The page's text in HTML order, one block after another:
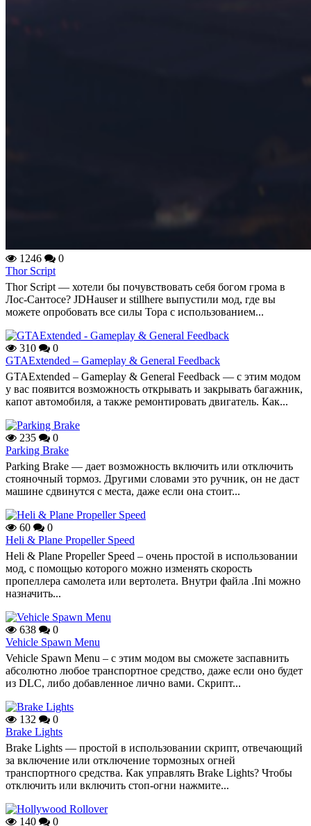
1246
0
Thor Script
Thor Script — хотели бы почувствовать себя богом грома в
Лос-Сантосе? JDHauser и stillhere выпустили мод, где вы
можете опробовать все силы Тора с использованием...
310
0
GTAExtended – Gameplay & General Feedback
GTAExtended – Gameplay & General Feedback — с этим модом
у вас появится возможность открывать и закрывать багажник,
капот автомобиля, а также ремонтировать двигатель. Как...
235
0
Parking Brake
Parking Brake — дает возможность включить или отключить
стояночный тормоз. Другими словами это ручник, он не даст
машине сдвинутся с места, даже если она стоит...
60
0
Heli & Plane Propeller Speed
Heli & Plane Propeller Speed – очень простой в использовании
мод, с помощью которого можно изменять скорость
пропеллера самолета или вертолета. Внутри файла .Ini можно
назначить...
638
0
Vehicle Spawn Menu
Vehicle Spawn Menu – с этим модом вы сможете заспавнить
абсолютно любое транспортное средство, даже если оно будет
из DLC, либо добавленное лично вами. Скрипт...
132
0
Brake Lights
Brake Lights — простой в использовании скрипт, отвечающий
за включение или отключение тормозных огней
транспортного средства. Как управлять Brake Lights? Чтобы
отключить или включить стоп-огни нажмите...
140 0